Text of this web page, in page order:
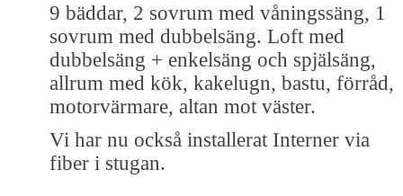
9 bäddar, 2 sovrum med våningssäng, 1
sovrum med dubbelsäng. Loft med
dubbelsäng + enkelsäng och spjälsäng,
allrum med kök, kakelugn, bastu, förråd,
motorvärmare, altan mot väster.
Vi har nu också installerat Interner via
fiber i stugan.